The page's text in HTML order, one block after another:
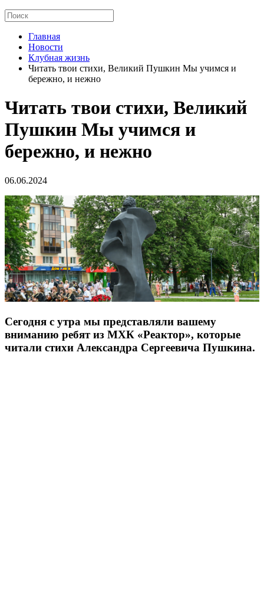
Главная
Новости
Клубная жизнь
Читать твои стихи, Великий Пушкин Мы учимся и
бережно, и нежно
Читать твои стихи, Великий
Пушкин Мы учимся и
бережно, и нежно
06.06.2024
Сегодня с утра мы представляли вашему
вниманию ребят из МХК «Реактор», которые
читали стихи Александра Сергеевича Пушкина.